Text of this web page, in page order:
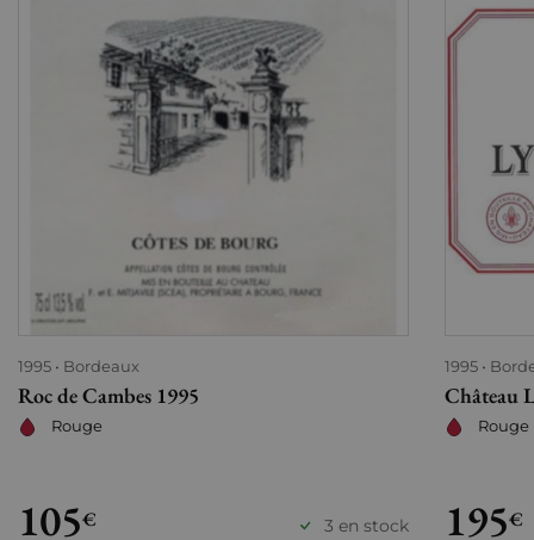
1995 Bordeaux
Roc de Cambes 1995
Rouge
105€ 3 en stock
1995
Château
Rouge
195€